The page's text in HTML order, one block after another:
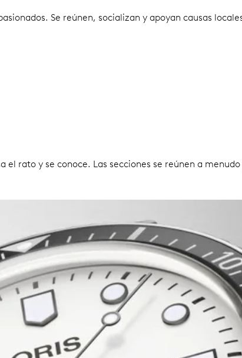
Se reúnen, socializan y apoyan causas
rato y se conoce. Las secciones se reúnen a